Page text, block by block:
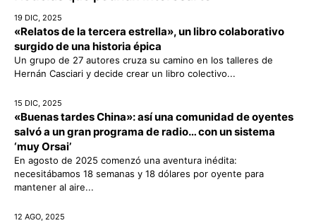
19 DIC, 2025
«Relatos de la tercera estrella», un libro colaborativo
surgido de una historia épica
Un grupo de 27 autores cruza su camino en los talleres de
Hernán Casciari y decide crear un libro colectivo...
15 DIC, 2025
«Buenas tardes China»: así una comunidad de oyentes
salvó a un gran programa de radio… con un sistema
‘muy Orsai’
En agosto de 2025 comenzó una aventura inédita:
necesitábamos 18 semanas y 18 dólares por oyente para
mantener al aire...
12 AGO, 2025